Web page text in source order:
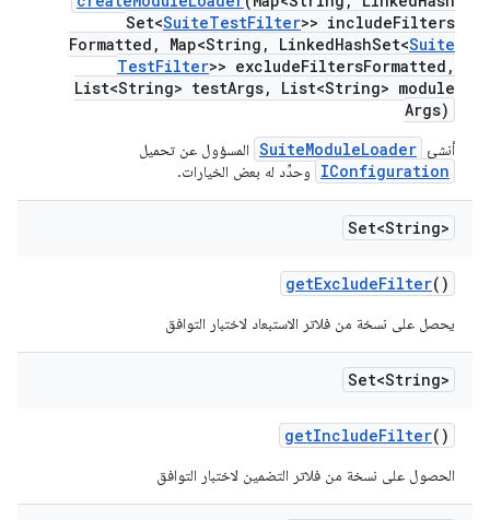
Set<SuiteTestFilter>> includeFilters
Formatted , Map<String , LinkedHashSet<Suite
TestFilter>> excludeFiltersFormatted ,
List<String> testArgs,
List<String> module
Args)
أنشئ SuiteModuleLoader المسؤول عن تحميل
IConfiguration وحدِّد له بعض الخيارات.
Set<String>
getExcludeFilter()
يحصل على نسخة من فلاتر الاستبعاد لاختبار التوافق
Set<String>
getIncludeFilter()
الحصول على نسخة من فلاتر التضمين لاختبار التوافق